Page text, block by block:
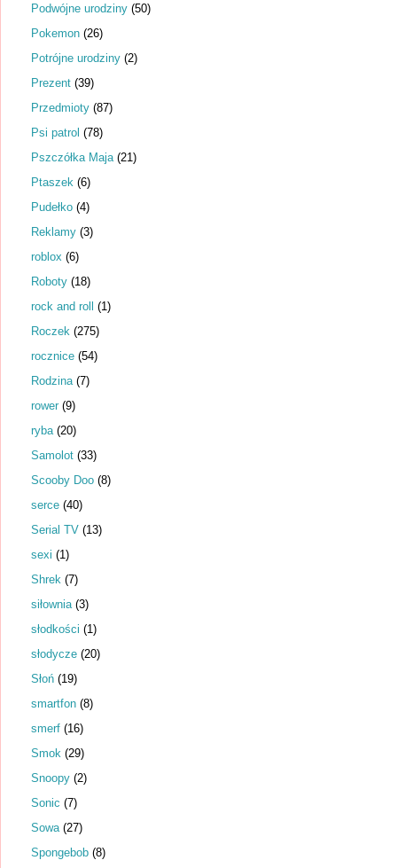
Podwójne urodziny (50)
Pokemon (26)
Potrójne urodziny (2)
Prezent (39)
Przedmioty (87)
Psi patrol (78)
Pszczółka Maja (21)
Ptaszek (6)
Pudełko (4)
Reklamy (3)
roblox (6)
Roboty (18)
rock and roll (1)
Roczek (275)
rocznice (54)
Rodzina (7)
rower (9)
ryba (20)
Samolot (33)
Scooby Doo (8)
serce (40)
Serial TV (13)
sexi (1)
Shrek (7)
siłownia (3)
słodkości (1)
słodycze (20)
Słoń (19)
smartfon (8)
smerf (16)
Smok (29)
Snoopy (2)
Sonic (7)
Sowa (27)
Spongebob (8)